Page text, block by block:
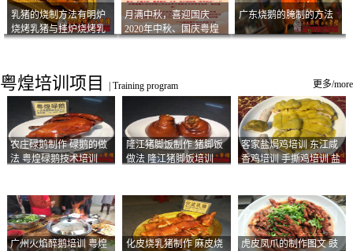
乳猪的烧制方法有明炉
烧烤乳猪与挂炉烧烤乳
月满中秋，喜迎国庆
2020年中秋、国庆粤煌
广东烧鹅的腌制的方法
粤煌培训项目 Training program 更多/more
农庄碌鹅制作 碌鹅的做
法 粤煌碌鹅技术培训
隆江猪脚饭制作 猪脚饭
做法 隆江猪脚饭培训
客家盐焗鸡培训 东江咸
香鸡培训 手撕鸡培训 盐
广州火焰醉鹅培训 粤煌
化皮烧乳猪制作 麻皮烧
虎皮凤爪的制作图文 豉